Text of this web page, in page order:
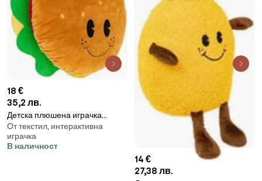
18 €
35,2 лв.
Детска плюшена играчка
atmosphera Burger, Отделни
части, 33 cm
От текстил, интерактивна
играчка
В наличност
14 €
27,38 лв.